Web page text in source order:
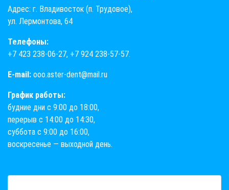
Адрес: г. Владивосток (п. Трудовое),
ул. Лермонтова, 64
Телефоны:
+7 423 238-06-27, +7 924 238-57-57.
E-mail: ooo.aster-dent@mail.ru
График работы:
будние дни с 9:00 до 18:00,
перерыв с 14:00 до 14:30,
суббота с 9:00 до 16:00,
воскресенье — выходной день.